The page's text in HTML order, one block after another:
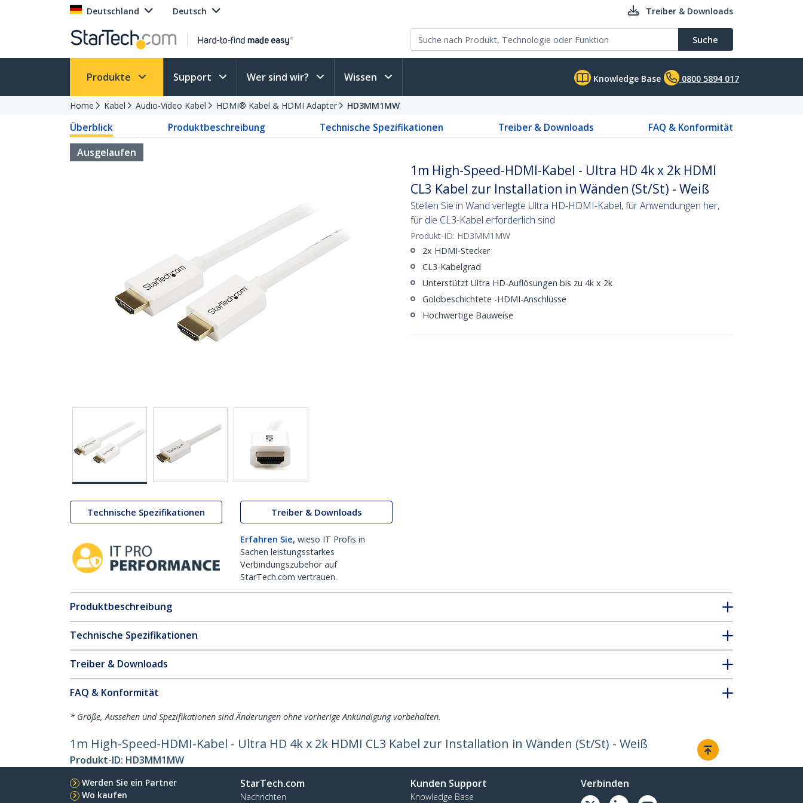
Deutschland Deutsch Treiber & Downloads
Suche
Produkte Support Wer sind wir? Wissen Knowledge Base 0800 5894 017
Home Kabel Audio-Video Kabel HDMI® Kabel & HDMI Adapter HD3MM1MW
Überblick Produktbeschreibung Technische Spezifikationen Treiber & Downloads
FAQ & Konformität
Ausgelaufen
Technische Spezifikationen Treiber & Downloads
Erfahren Sie, wieso IT Profis in
Sachen leistungsstarkes
Verbindungszubehör auf
StarTech.com vertrauen.
1m High-Speed-HDMI-Kabel - Ultra HD 4k x 2k HDMI
CL3 Kabel zur Installation in Wänden (St/St) - Weiß
Stellen Sie in Wand verlegte Ultra HD-HDMI-Kabel, für Anwendungen her,
für die CL3-Kabel erforderlich sind
Produkt-ID: HD3MM1MW
2x HDMI-Stecker
CL3-Kabelgrad
Unterstützt Ultra HD-Auflösungen bis zu 4k x 2k
Goldbeschichtete -HDMI-Anschlüsse
Hochwertige Bauweise
Produktbeschreibung
Technische Spezifikationen
Treiber & Downloads
FAQ & Konformität
* Größe, Aussehen und Spezifikationen sind Änderungen ohne vorherige Ankündigung vorbehalten.
1m High-Speed-HDMI-Kabel - Ultra HD 4k x 2k HDMI CL3 Kabel zur Installation in Wänden (St/St) - Weiß
Produkt-ID: HD3MM1MW
Werden Sie ein Partner
Wo kaufen
StarTech.com
Nachrichten
Kunden Support
Knowledge Base
Verbinden